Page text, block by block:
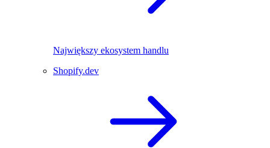
Największy ekosystem handlu
Shopify.dev